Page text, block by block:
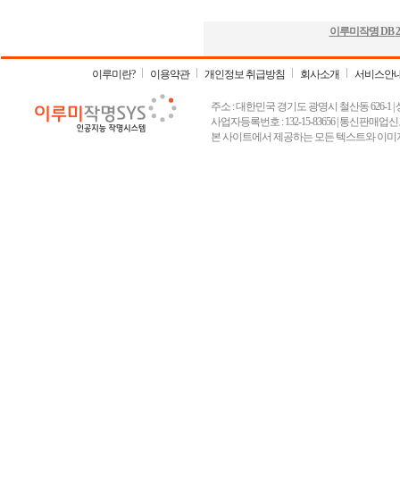
이루미작명 DB
이루미란? 이용약관 개인정보 취급방침 회사소개 서비스안
주소 : 대한민국 경기도 광명시 철산동 626-1 |
사업자등록번호 : 132-15-83656 | 통신판매업
본 사이트에서 제공하는 모든 텍스트와 이